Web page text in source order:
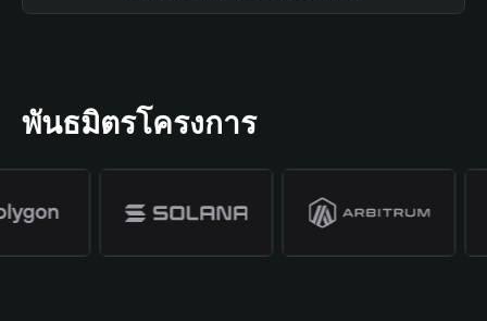
พันธมิตรโครงการ